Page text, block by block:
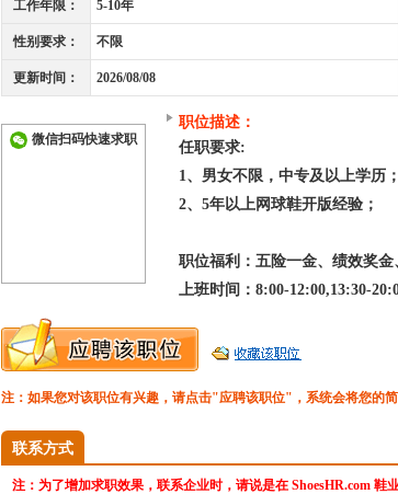
工作年限： 5-10年
性别要求： 不限
更新时间： 2026/08/08
微信扫码快速求职
职位描述：
任职要求:
1、男女不限，中专及以上学历；
2、5年以上网球鞋开版经验；
职位福利：五险一金、绩效奖
上班时间：8:00-12:00,13:30-
注：如果您对该职位有兴趣，请点击"应聘该职位"，系统会将您的
联系方式
注： 为了增加求职效果，联系企业时，请说是在 ShoesHR.com 鞋